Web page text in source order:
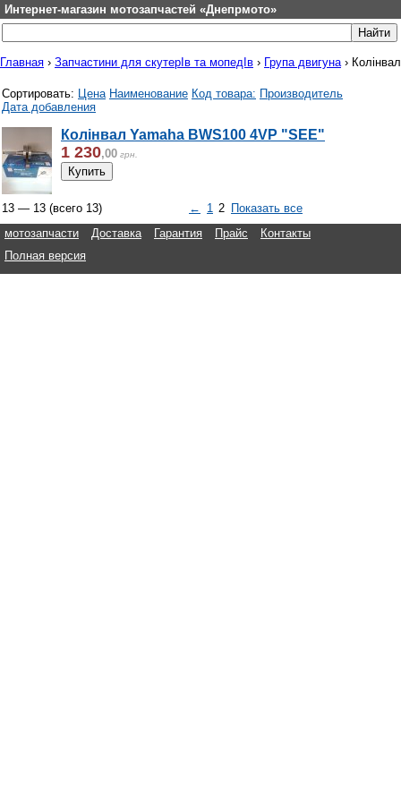
Интернет-магазин мотозапчастей «Днепрмото»
Главная › Запчастини для скутерІв та мопедІв › Група двигуна› Колінвал
Сортировать: Цена Наименование Код товара: Производитель
Дата добавления
Колінвал Yamaha BWS100 4VP "SEE"
1 230,00 грн.
13 — 13 (всего 13) ← 1 2 Показать все
мотозапчасти
Доставка Гарантия Прайс
Контакты
Полная версия